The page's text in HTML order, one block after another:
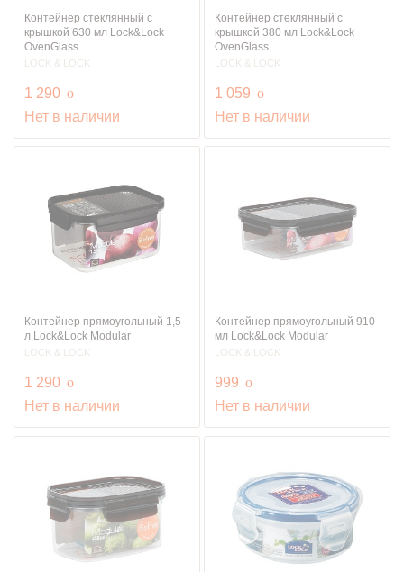
Контейнер стеклянный с
крышкой 630 мл Lock&Lock
OvenGlass
LOCK & LOCK
1 290 руб.
o
Нет в наличии
Контейнер стеклянный с
крышкой 380 мл Lock&Lock
OvenGlass
LOCK & LOCK
1 059 руб.
o
Нет в наличии
Контейнер прямоугольный 1,5
л Lock&Lock Modular
LOCK & LOCK
1 290 руб.
o
Нет в наличии
Контейнер прямоугольный 910
мл Lock&Lock Modular
LOCK & LOCK
999 руб.
o
Нет в наличии